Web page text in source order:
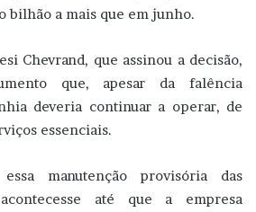
bilhão a mais que em junho.
Chevrand, que assinou a decisão,
que, apesar da falência
deveria continuar a operar, de
essenciais.
manutenção provisória das
até que a empresa